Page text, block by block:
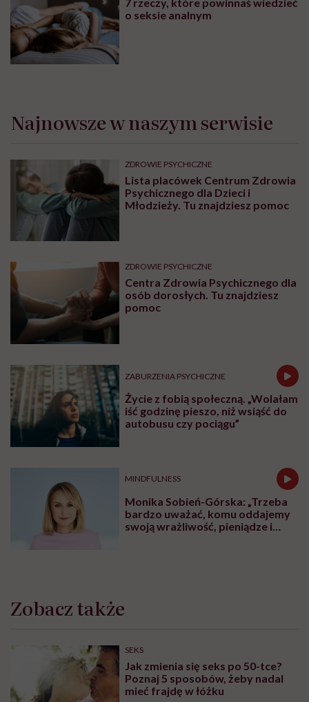
o seksie analnym
Najnowsze w naszym serwisie
ZDROWIE PSYCHICZNE
Lista placówek Centrum Zdrowia
Psychicznego dla Dzieci i
Młodzieży. Tu znajdziesz pomoc
ZDROWIE PSYCHICZNE
Centra Zdrowia Psychicznego dla
osób dorosłych. Tu znajdziesz
pomoc
ZABURZENIA PSYCHICZNE
Życie z fobią społeczną. „Wolałam
iść godzinę pieszo, niż wsiąść do
autobusu czy pociągu”
MINDFULNESS
Monika Sobień-Górska: „Trzeba
bardzo uważać, komu oddajemy
swoją wrażliwość, pieniądze i
Zobacz także
SEKS
Jak zmienia się seks po 50-tce?
Poznaj 5 sposobów, żeby nadal
mieć frajdę w łóżku